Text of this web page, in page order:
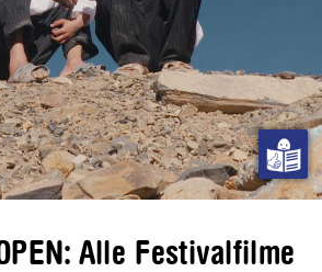
Alle Festivalfilme